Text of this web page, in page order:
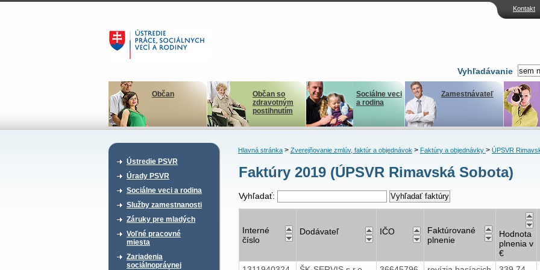
Kontakt
Vyhľadávanie
Občan
Občan so
zdravotným
postihnutím
Sociálne veci
a rodina
Zamestnávateľ
Ústredie PSVR
Úrady PSVR
Sociálne veci a rodina
Služby zamestnanosti
Záruky pre mladých
Voľné pracovné
miesta
Zariadenia
sociálnoprávnej
Hlavná stránka> Zverejňovanie zmlúv, faktúr a objednávok> Faktúry a objednávky > ÚPSVR
Faktúry 2019 (ÚPSVR Rimavská Sobota)
Vyhľadať:
Interné
číslo
Dodávateľ IČO
Faktúrované
plnenie
Hodnota
plnenia v
€